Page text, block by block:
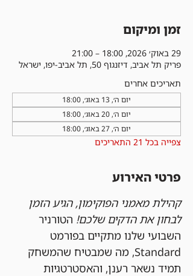
זמן ומיקום
29 באוק׳ 2026, 18:00 – 21:00
פריק תל אביב, דיזנגוף 50, תל אביב-יפו, ישראל
תאריכים אחרים
יום ה׳, 13 באוג׳, 18:00
יום ה׳, 20 באוג׳, 18:00
יום ה׳, 27 באוג׳, 18:00
צפייה בכל 21 התאריכים
פרטי האירוע
קהילת מאמני הפוקימון, הגיע הזמן
לבחון את הדקים שלכם! הטורניר
השבועי שלנו מתקיים בפורמט
Standard, מה שמבטיח שהמשחק
תמיד נשאר רענן, והאסטרטגיות